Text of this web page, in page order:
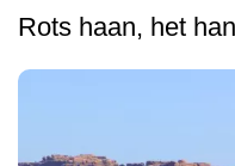
Rots haan, het